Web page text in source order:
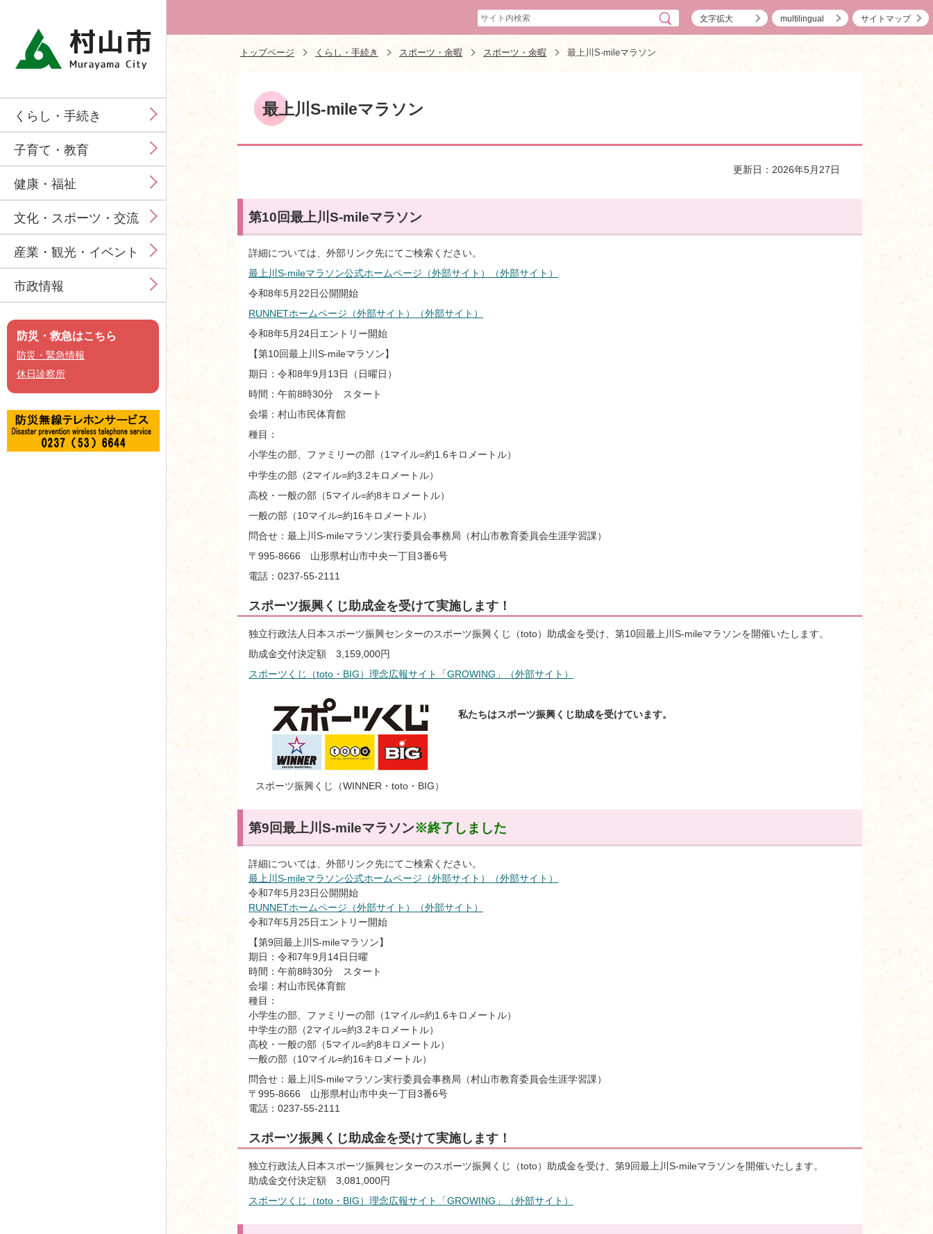
くらし・手続き
子育て・教育
健康・福祉
文化・スポーツ・交流
産業・観光・イベント
市政情報
防災・救急はこちら
防災・緊急情報
休日診察所
文字拡大 multilingual サイトマップ
トップページ くらし・手続き スポーツ・余暇 スポーツ・余暇 最上川S-mileマラソン
最上川S-mileマラソン
更新日：2026年5月27日
第10回最上川S-mileマラソン
詳細については、外部リンク先にてご検索ください。
最上川S-mileマラソン公式ホームページ（外部サイト）（外部サイト）
令和8年5月22日公開開始
RUNNETホームページ（外部サイト）（外部サイト）
令和8年5月24日エントリー開始
【第10回最上川S-mileマラソン】
期日：令和8年9月13日（日曜日）
時間：午前8時30分 スタート
会場：村山市民体育館
種目：
小学生の部、ファミリーの部（1マイル=約1.6キロメートル）
中学生の部（2マイル=約3.2キロメートル）
高校・一般の部（5マイル=約8キロメートル）
一般の部（10マイル=約16キロメートル）
問合せ：最上川S-mileマラソン実行委員会事務局（村山市教育委員会生涯学習課）
〒995-8666 山形県村山市中央一丁目3番6号
電話：0237-55-2111
スポーツ振興くじ助成金を受けて実施します！
独立行政法人日本スポーツ振興センターのスポーツ振興くじ（toto）助成金を受け、第10回最上川S-mileマラソンを開催いたします。
助成金交付決定額 3,159,000円
スポーツくじ（toto・BIG）理念広報サイト「GROWING」（外部サイト）
スポーツ振興くじ（WINNER・toto・BIG）
私たちはスポーツ振興くじ助成を受けています。
第9回最上川S-mileマラソン※終了しました
詳細については、外部リンク先にてご検索ください。
最上川S-mileマラソン公式ホームページ（外部サイト）（外部サイト）
令和7年5月23日公開開始
RUNNETホームページ（外部サイト）（外部サイト）
令和7年5月25日エントリー開始
【第9回最上川S-mileマラソン】
期日：令和7年9月14日日曜
時間：午前8時30分 スタート
会場：村山市民体育館
種目：
小学生の部、ファミリーの部（1マイル=約1.6キロメートル）
中学生の部（2マイル=約3.2キロメートル）
高校・一般の部（5マイル=約8キロメートル）
一般の部（10マイル=約16キロメートル）
問合せ：最上川S-mileマラソン実行委員会事務局（村山市教育委員会生涯学習課）
〒995-8666 山形県村山市中央一丁目3番6号
電話：0237-55-2111
スポーツ振興くじ助成金を受けて実施します！
独立行政法人日本スポーツ振興センターのスポーツ振興くじ（toto）助成金を受け、第9回最上川S-mileマラソンを開催いたします。
助成金交付決定額 3,081,000円
スポーツくじ（toto・BIG）理念広報サイト「GROWING」（外部サイト）